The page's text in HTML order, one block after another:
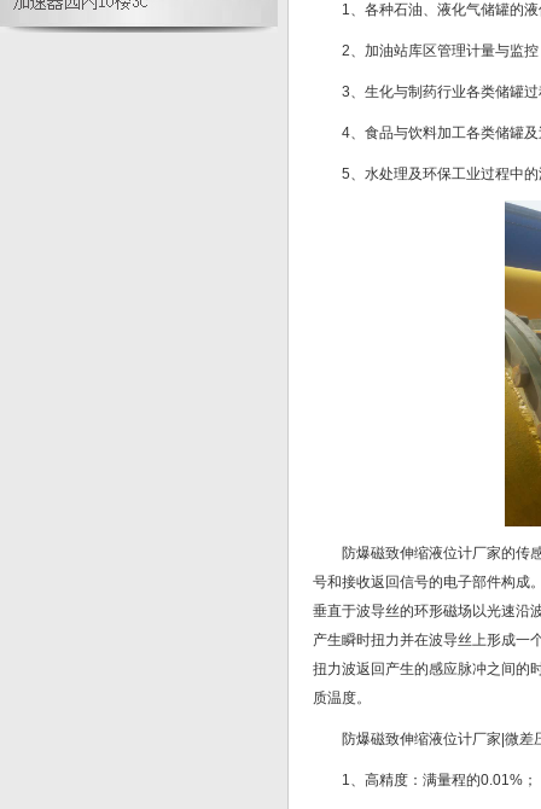
1、各种石油、液化气储罐的
2、加油站库区管理计量与监
3、生化与制药行业各类储罐
4、食品与饮料加工各类储罐
5、水处理及环保工业过程中
防爆磁致伸缩液位计厂家的传
号和接收返回信号的电子部件构成
垂直于波导丝的环形磁场以光速沿
产生瞬时扭力并在波导丝上形成一
扭力波返回产生的感应脉冲之间的
质温度。
防爆磁致伸缩液位计厂家|微
1、高精度：满量程的0.01%；